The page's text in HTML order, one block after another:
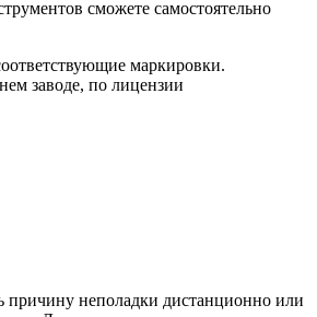
сможете самостоятельно
маркировки.
заводе, по лицензии
причину неполадки дистанционно или